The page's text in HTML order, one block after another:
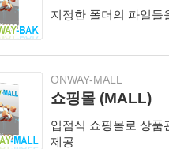
지정한 폴더의 파일들
ONWAY-MALL
쇼핑몰 (MALL)
입점식 쇼핑몰로 상품
제공